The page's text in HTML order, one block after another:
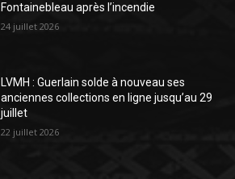
Fontainebleau après l’incendie
24 juillet 2026
LVMH : Guerlain solde à nouveau ses
anciennes collections en ligne jusqu’au 29
juillet
22 juillet 2026